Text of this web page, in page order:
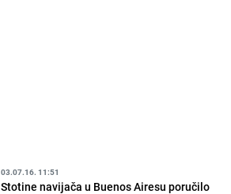
03.07.16. 11:51
Stotine navijača u Buenos Airesu poručilo